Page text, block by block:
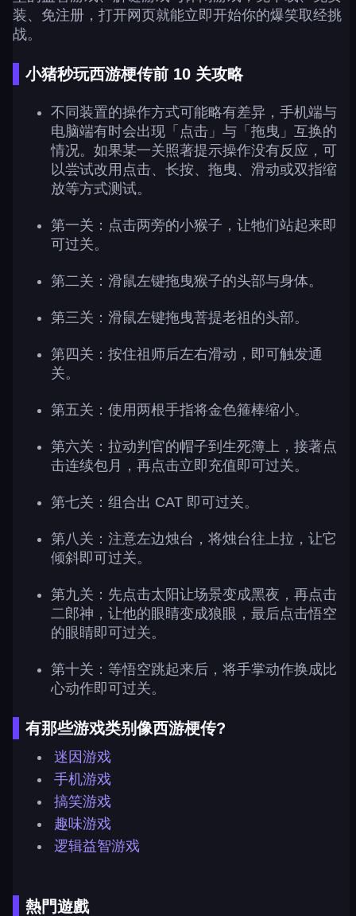
装、免注册，打开网页就能立即开始你的爆笑取经挑
战。
小猪秒玩西游梗传前 10 关攻略
不同装置的操作方式可能略有差异，手机端与
电脑端有时会出现「点击」与「拖曳」互换的
情况。如果某一关照著提示操作没有反应，可
以尝试改用点击、长按、拖曳、滑动或双指缩
放等方式测试。
第一关：点击两旁的小猴子，让牠们站起来即
可过关。
第二关：滑鼠左键拖曳猴子的头部与身体。
第三关：滑鼠左键拖曳菩提老祖的头部。
第四关：按住祖师后左右滑动，即可触发通
关。
第五关：使用两根手指将金色箍棒缩小。
第六关：拉动判官的帽子到生死簿上，接著点
击连续包月，再点击立即充值即可过关。
第七关：组合出 CAT 即可过关。
第八关：注意左边烛台，将烛台往上拉，让它
倾斜即可过关。
第九关：先点击太阳让场景变成黑夜，再点击
二郎神，让他的眼睛变成狼眼，最后点击悟空
的眼睛即可过关。
第十关：等悟空跳起来后，将手掌动作换成比
心动作即可过关。
有那些游戏类别像西游梗传?
迷因游戏
手机游戏
搞笑游戏
趣味游戏
逻辑益智游戏
熱門遊戲